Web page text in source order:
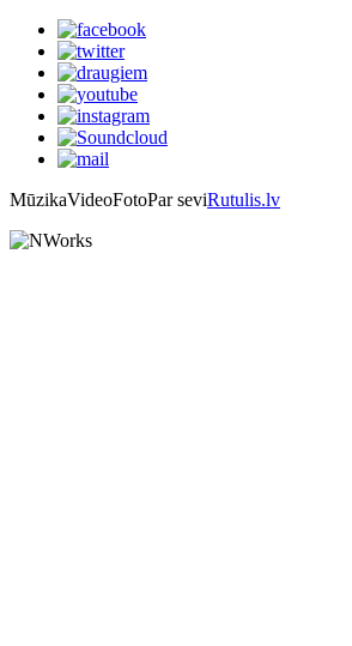
MūzikaVideoFotoPar seviRutulis.lv